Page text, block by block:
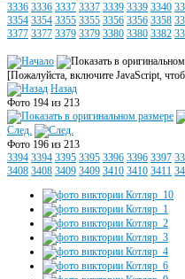
3336 3336 3337 3337 3339 3339 3340
3354 3354 3355 3355 3356 3356 3358
3377 3377 3379 3379 3380 3380 3382
[Пожалуйста, включите JavaScript,
Назад
Фото 194 из 213
След.
Фото 196 из 213
3394 3394 3395 3395 3396 3396 3397
3408 3408 3409 3409 3410 3410 3411